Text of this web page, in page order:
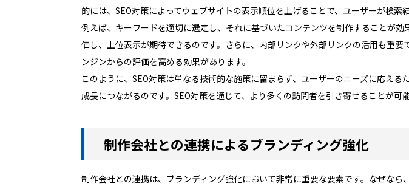
的には、SEO対策によってウェブサイトの表示順位を上げることで、ユーザーが検索
例えば、キーワードを適切に選定し、それに基づいたコンテンツを制作することが
価し、上位表示が期待できるのです。さらに、内部リンクや外部リンクの活用も重
ンジンからの評価を高める効果があります。
このように、SEO対策は単なる技術的な施策に留まらず、ユーザーのニーズに応え
成長につながるのです。SEO対策を通じて、より多くの訪問者を引き寄せることが可
制作会社との連携によるブランディング強化
制作会社との連携は、ブランディング強化において非常に重要な要素です。なぜな